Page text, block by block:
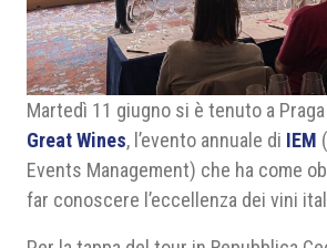
Martedì 11 giugno si è tenuto a Praga
Great Wines, l’evento annuale di IEM
Events Management) che ha come
far conoscere l’eccellenza dei vini